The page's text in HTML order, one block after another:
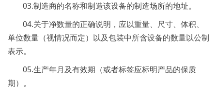
03.制造商的名称和制造该设备的制造场所的地址。
04.关于净数量的正确说明，应以重量、尺寸、体积、
单位数量（视情况而定）以及包装中所含设备的数量以公制
表示。
05.生产年月及有效期（或者标签应标明产品的保质
期）。